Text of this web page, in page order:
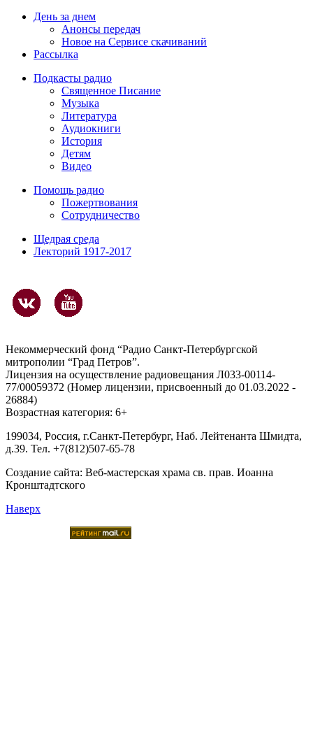
День за днем
Анонсы передач
Новое на Сервисе скачиваний
Рассылка
Подкасты радио
Священное Писание
Музыка
Литература
Аудиокниги
История
Детям
Видео
Помощь радио
Пожертвования
Сотрудничество
Щедрая среда
Лекторий 1917-2017
Некоммерческий фонд “Радио Санкт-Петербургской
митрополии “Град Петров”.
Лицензия на осуществление радиовещания Л033-00114-
77/00059372 (Номер лицензии, присвоенный до 01.03.2022 -
26884)
Возрастная категория: 6+
199034, Россия, г.Санкт-Петербург, Наб. Лейтенанта Шмидта,
д.39. Тел. +7(812)507-65-78
Создание сайта: Веб-мастерская храма св. прав. Иоанна
Кронштадтского
Наверх